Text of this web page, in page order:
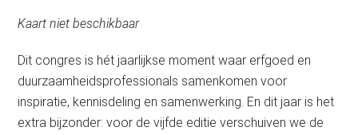
Kaart niet beschikbaar
Dit congres is hét jaarlijkse moment waar erfgoed en
duurzaamheidsprofessionals samenkomen voor
inspiratie, kennisdeling en samenwerking. En dit jaar is het
extra bijzonder: voor de vijfde editie verschuiven we de